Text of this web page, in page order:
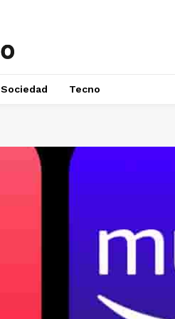
Sociedad Tecno